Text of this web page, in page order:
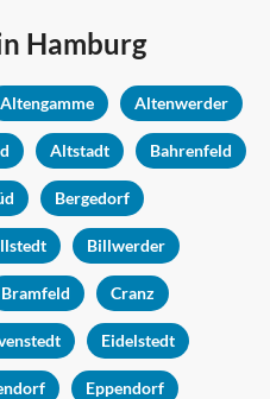
Hamburg
Altengamme Altenwerder
Altstadt Bahrenfeld
Bergedorf
Billwerder
Bramfeld Cranz
Eidelstedt
Eppendorf